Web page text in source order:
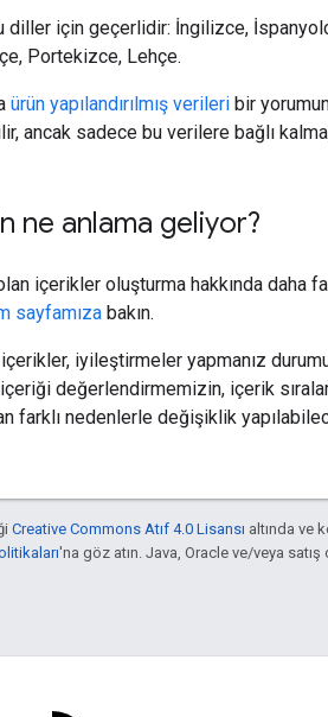
için geçerlidir: İngilizce,
Portekizce, Lehçe.
ürün yapılandırılmış verileri bir
ancak sadece bu verilere bağlı
ne anlama geliyor?
içerikler oluşturma hakkında daha
sayfamıza bakın.
iyileştirmeler yapmanız
değerlendirmemizin, içerik
farklı nedenlerle değişiklik
Creative Commons Atıf 4.0 Lisansı altında ve
'na göz atın. Java, Oracle ve/veya satış